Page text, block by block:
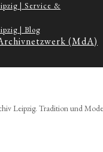
| Service &
| Blog
(MdA)
Leipzig. Tradition und